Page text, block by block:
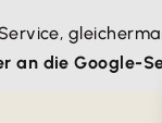
an die Google-